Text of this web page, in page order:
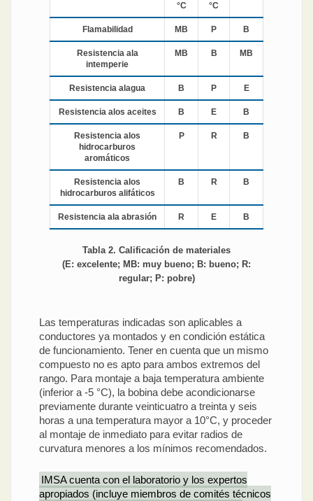
°C
°C
Flamabilidad MB P B
Resistencia ala
intemperie
MB B MB
Resistencia alagua B P E
Resistencia alos aceites B E B
Resistencia alos
hidrocarburos
aromáticos
P R B
Resistencia alos
hidrocarburos alifáticos
B R B
Resistencia ala abrasión R E B
Tabla 2. Calificación de materiales
(E: excelente; MB: muy bueno; B: bueno; R:
regular; P: pobre)
Las temperaturas indicadas son aplicables a
conductores ya montados y en condición estática
de funcionamiento. Tener en cuenta que un mismo
compuesto no es apto para ambos extremos del
rango. Para montaje a baja temperatura ambiente
(inferior a -5 °C), la bobina debe acondicionarse
previamente durante veinticuatro a treinta y seis
horas a una temperatura mayor a 10°C, y proceder
al montaje de inmediato para evitar radios de
curvatura menores a los mínimos recomendados.
IMSA cuenta con el laboratorio y los expertos
apropiados (incluye miembros de comités técnicos